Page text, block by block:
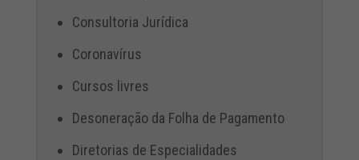
Consultoria Jurídica
Coronavírus
Cursos livres
Desoneração da Folha de Pagamento
Diretorias de Especialidades